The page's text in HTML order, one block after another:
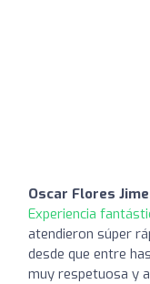
Oscar Flores
Experiencia
atendieron súper
desde que entre
muy respetuosa y